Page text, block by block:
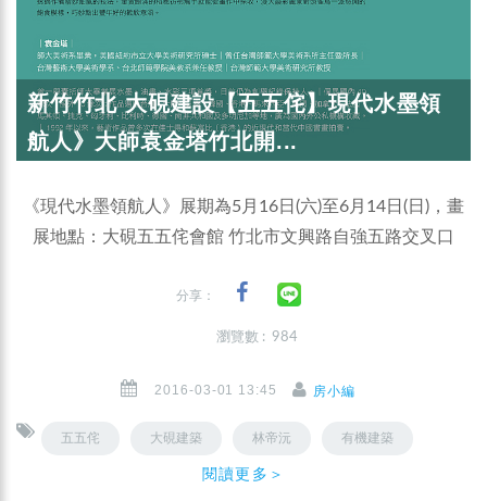
新竹竹北 大硯建設【五五侘】現代水墨領
航人》大師袁金塔竹北開...
《現代水墨領航人》展期為5月16日(六)至6月14日(日)，畫
展地點：大硯五五侘會館 竹北市文興路自強五路交叉口
分享：
瀏覽數 : 984
2016-03-01 13:45 房小編
五五侘 大硯建築 林帝沅 有機建築
閱讀更多＞